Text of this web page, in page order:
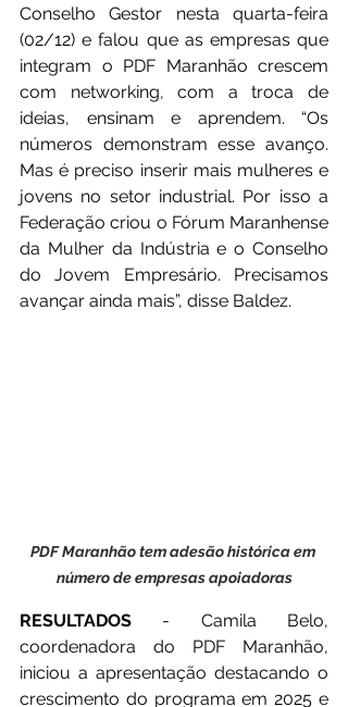
Conselho Gestor nesta quarta-feira
(02/12) e falou que as empresas que
integram o PDF Maranhão crescem
com networking, com a troca de
ideias, ensinam e aprendem. “Os
números demonstram esse avanço.
Mas é preciso inserir mais mulheres e
jovens no setor industrial. Por isso a
Federação criou o Fórum Maranhense
da Mulher da Indústria e o Conselho
do Jovem Empresário. Precisamos
avançar ainda mais”, disse Baldez.
PDF Maranhão tem adesão histórica em
número de empresas apoiadoras
RESULTADOS - Camila Belo,
coordenadora do PDF Maranhão,
iniciou a apresentação destacando o
crescimento do programa em 2025 e